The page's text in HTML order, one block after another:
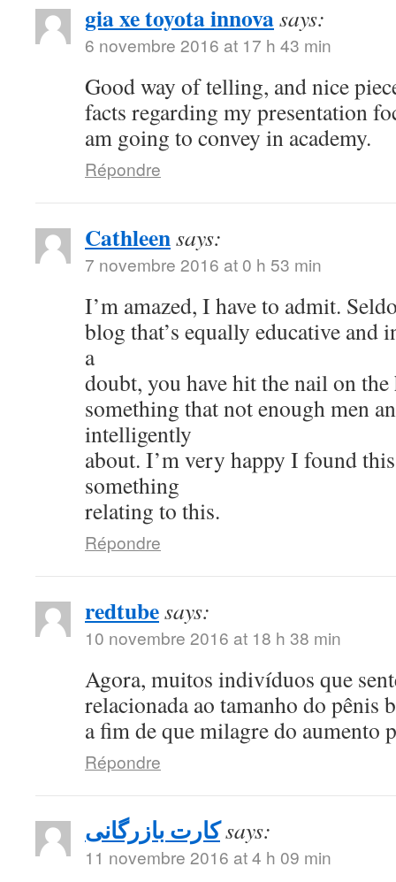
gia xe toyota innovasays:
6 novembre 2016 at 17 h 43 min
Good way of telling, and nice
facts regarding my presentation
am going to convey in academy.
Répondre
Cathleensays:
7 novembre 2016 at 0 h 53 min
I’m amazed, I have to admit.
blog that’s equally educative and
a
doubt, you have hit the nail on the
something that not enough men
intelligently
about. I’m very happy I found
something
relating to this.
Répondre
redtubesays:
10 novembre 2016 at 18 h 38 min
Agora, muitos indivíduos que
relacionada ao tamanho do pênis
a fim de que milagre do aumento
Répondre
کارت بازرگانیsays:
11 novembre 2016 at 4 h 09 min